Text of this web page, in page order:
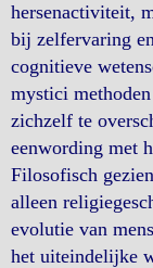
hersenactiviteit,
bij zelfervaring
cognitieve
mystici
zichzelf te
eenwording met
Filosofisch
alleen
evolutie van
het uiteindelijke